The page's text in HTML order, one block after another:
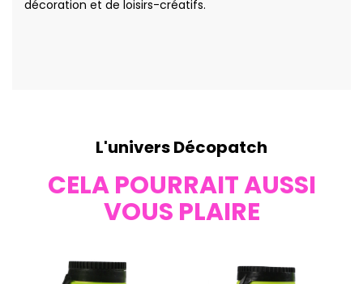
décoration et de loisirs-créatifs.
L'univers Décopatch
CELA POURRAIT AUSSI
VOUS PLAIRE